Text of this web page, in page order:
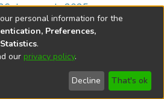
de mayo de 2025
Nacional de Córdoba
personal information for the
Preferences,
.
our privacy policy.
Decline That's ok